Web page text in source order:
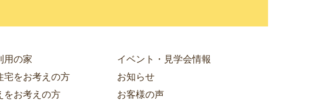
用の家
宅をお考えの方
をお考えの方
イベント・見学会情報
お知らせ
お客様の声